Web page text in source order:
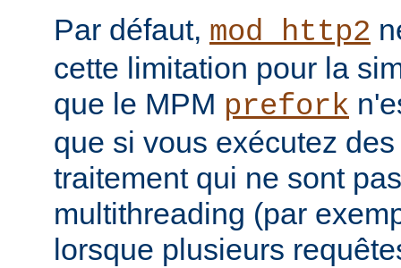
Par défaut, mod_http2
cette limitation pour la
que le MPM prefork
que si vous exécutez
traitement qui ne sont
multithreading (par
lorsque plusieurs